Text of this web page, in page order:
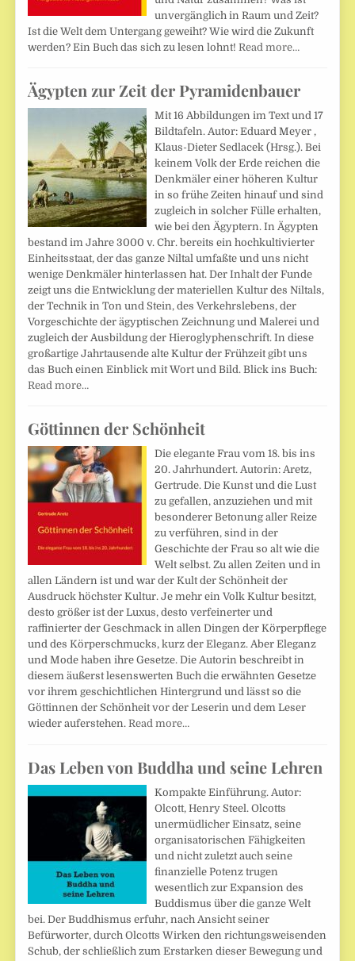
unvergänglich in Raum und Zeit?
Ist die Welt dem Untergang geweiht? Wie wird die Zukunft
werden? Ein Buch das sich zu lesen lohnt!Read more…
Ägypten zur Zeit der Pyramidenbauer
Mit 16 Abbildungen im Text und 17
Bildtafeln. Autor: Eduard Meyer ,
Klaus-Dieter Sedlacek (Hrsg.). Bei
keinem Volk der Erde reichen die
Denkmäler einer höheren Kultur
in so frühe Zeiten hinauf und sind
zugleich in solcher Fülle erhalten,
wie bei den Ägyptern. In Ägypten
bestand im Jahre 3000 v. Chr. bereits ein hochkultivierter
Einheitsstaat, der das ganze Niltal umfaßte und uns nicht
wenige Denkmäler hinterlassen hat. Der Inhalt der Funde
zeigt uns die Entwicklung der materiellen Kultur des Niltals,
der Technik in Ton und Stein, des Verkehrslebens, der
Vorgeschichte der ägyptischen Zeichnung und Malerei und
zugleich der Ausbildung der Hieroglyphenschrift. In diese
großartige Jahrtausende alte Kultur der Frühzeit gibt uns
das Buch einen Einblick mit Wort und Bild. Blick ins Buch:
Read more…
Göttinnen der Schönheit
Die elegante Frau vom 18. bis ins
20. Jahrhundert. Autorin: Aretz,
Gertrude. Die Kunst und die Lust
zu gefallen, anzuziehen und mit
besonderer Betonung aller Reize
zu verführen, sind in der
Geschichte der Frau so alt wie die
Welt selbst. Zu allen Zeiten und in
allen Ländern ist und war der Kult der Schönheit der
Ausdruck höchster Kultur. Je mehr ein Volk Kultur besitzt,
desto größer ist der Luxus, desto verfeinerter und
raffinierter der Geschmack in allen Dingen der Körperpflege
und des Körperschmucks, kurz der Eleganz. Aber Eleganz
und Mode haben ihre Gesetze. Die Autorin beschreibt in
diesem äußerst lesenswerten Buch die erwähnten Gesetze
vor ihrem geschichtlichen Hintergrund und lässt so die
Göttinnen der Schönheit vor der Leserin und dem Leser
wieder auferstehen.Read more…
Das Leben von Buddha und seine Lehren
Kompakte Einführung. Autor:
Olcott, Henry Steel. Olcotts
unermüdlicher Einsatz, seine
organisatorischen Fähigkeiten
und nicht zuletzt auch seine
finanzielle Potenz trugen
wesentlich zur Expansion des
Buddismus über die ganze Welt
bei. Der Buddhismus erfuhr, nach Ansicht seiner
Befürworter, durch Olcotts Wirken den richtungsweisenden
Schub, der schließlich zum Erstarken dieser Bewegung und